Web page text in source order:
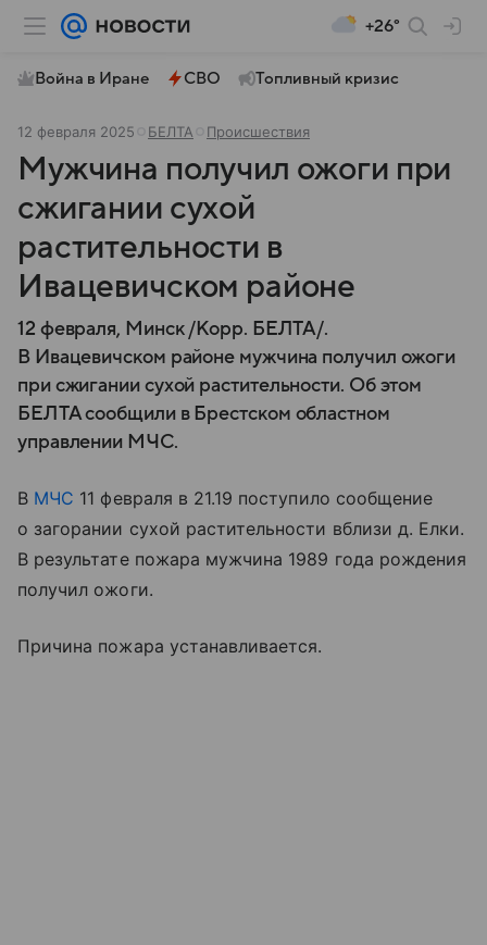
+26°
Война в Иране СВО Топливный кризис
12 февраля 2025 БЕЛТА Происшествия
Мужчина получил ожоги при
сжигании сухой
растительности в
Ивацевичском районе
12 февраля, Минск /Корр. БЕЛТА/.
В Ивацевичском районе мужчина получил ожоги
при сжигании сухой растительности. Об этом
БЕЛТА сообщили в Брестском областном
управлении МЧС.
В МЧС 11 февраля в 21.19 поступило сообщение
о загорании сухой растительности вблизи д. Елки.
В результате пожара мужчина 1989 года рождения
получил ожоги.
Причина пожара устанавливается.